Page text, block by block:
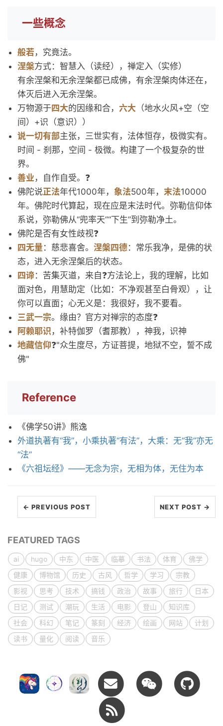
一些概念
般若，究竟法。
涅槃方式：智慧入（读经），禅定入（实修）
有余涅槃和无余涅槃都已成佛，有余涅槃肉体还在，
体灭后进入无余涅槃。
万物源于四大的因缘和合， 六大 （地水火风+空（空
间）+识（意识））
说一切有部主张，三世实有，法体恒存，极微实有。
时间 - 刹那，空间 - 极微。构建了一个极复杂的世
界。
善业 ，自作自受。❓
佛陀说正法年代1000年， 象法500年， 末法10000
年。佛陀时代算起，现在应是末法时代。弥勒信仰体
系说，弥勒佛从“兜率天”“下生”到弥勒净土。
佛陀是否有女性歧视❓
四无量：慈悲喜舍。 涅槃四德：常乐我净，是佛的状
态，进入无余涅槃后的状态。
四谛：苦集灭道，来自❓方法论上，我的理解，比如
面对色，用慧助定（比如：不净观甚至白骨观），让
你可以直面；心无义是：我很好，我不要看。
三武一宗。缘由？官方对禅宗的态度❓
阿赖耶识 ，补特伽罗（耆那教），神我，识神
地藏信仰❓"众生度尽，方证菩提，地狱不空，誓不成
佛"
Reference
《佛学50讲》熊逸
外道执著有“我”，小乘执著“有法”，大乘：无“我”亦无
“法”
《六祖坛经》——无念为宗，无相为体，无住为本
← PREVIOUS POST NEXT POST →
FEATURED TAGS
ai hugo 中东 中医 临摹 书法 体育
佛学
健康
博物馆 历史 古风 哲学 学习
宗教
影视
思考 技术 搞钱 政治 故事 旅行
日本
日记
测试 潮玩 生活 电影 登山
知识库
社会
科幻 笔记 篆刻 经济 绘画 网站
计划
读书
量化 阅读 音乐